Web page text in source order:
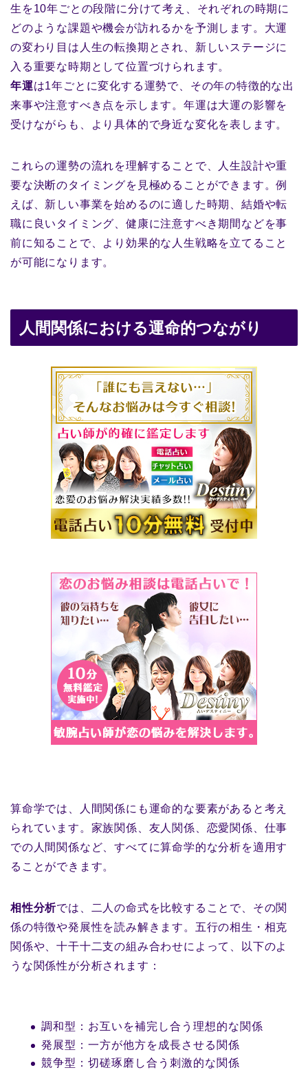
生を10年ごとの段階に分けて考え、それぞれの時期に
どのような課題や機会が訪れるかを予測します。大運
の変わり目は人生の転換期とされ、新しいステージに
入る重要な時期として位置づけられます。
年運は1年ごとに変化する運勢で、その年の特徴的な出
来事や注意すべき点を示します。年運は大運の影響を
受けながらも、より具体的で身近な変化を表します。
これらの運勢の流れを理解することで、人生設計や重
要な決断のタイミングを見極めることができます。例
えば、新しい事業を始めるのに適した時期、結婚や転
職に良いタイミング、健康に注意すべき期間などを事
前に知ることで、より効果的な人生戦略を立てること
が可能になります。
人間関係における運命的つながり
算命学では、人間関係にも運命的な要素があると考え
られています。家族関係、友人関係、恋愛関係、仕事
での人間関係など、すべてに算命学的な分析を適用す
ることができます。
相性分析では、二人の命式を比較することで、その関
係の特徴や発展性を読み解きます。五行の相生・相克
関係や、十干十二支の組み合わせによって、以下のよ
うな関係性が分析されます：
調和型：お互いを補完し合う理想的な関係
発展型：一方が他方を成長させる関係
競争型：切磋琢磨し合う刺激的な関係